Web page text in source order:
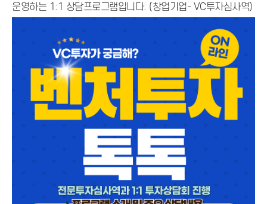
운영하는 1:1 상담프로그램입니다. (창업기업- VC투자심사역)